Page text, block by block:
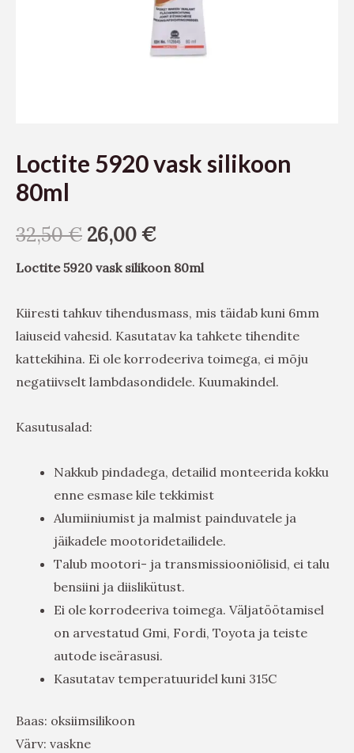
Loctite 5920 vask silikoon
80ml
32,50€ 26,00€
Loctite 5920 vask silikoon 80ml
Kiiresti tahkuv tihendusmass, mis täidab kuni 6mm
laiuseid vahesid. Kasutatav ka tahkete tihendite
kattekihina. Ei ole korrodeeriva toimega, ei mõju
negatiivselt lambdasondidele. Kuumakindel.
Kasutusalad:
Nakkub pindadega, detailid monteerida kokku
enne esmase kile tekkimist
Alumiiniumist ja malmist painduvatele ja
jäikadele mootoridetailidele.
Talub mootori- ja transmissiooniõlisid, ei talu
bensiini ja diislikütust.
Ei ole korrodeeriva toimega. Väljatöötamisel
on arvestatud Gmi, Fordi, Toyota ja teiste
autode iseärasusi.
Kasutatav temperatuuridel kuni 315C
Baas: oksiimsilikoon
Värv: vaskne